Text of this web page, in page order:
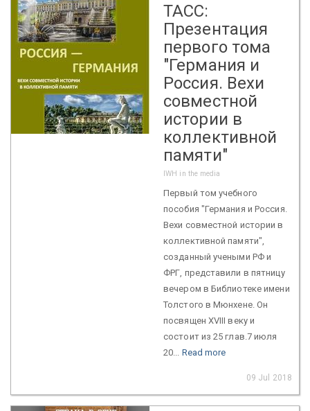
ТАСС:
Презентация
первого тома
"Германия и
Россия. Вехи
совместной
истории в
коллективной
памяти"
IWH in the media
Первый том учебного
пособия "Германия и Россия.
Вехи совместной истории в
коллективной памяти",
созданный учеными РФ и
ФРГ, представили в пятницу
вечером в Библиотеке имени
Толстого в Мюнхене. Он
посвящен XVIII веку и
состоит из 25 глав.7 июля
20... Read more
09 Jul 2018